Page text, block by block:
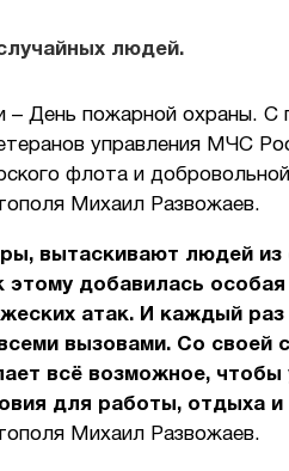
людей.
– День пожарной охраны. С
управления МЧС
флота и
Михаил Развожаев.
вытаскивают людей из
этому добавилась особая
атак. И каждый
вызовами. Со своей
всё возможное,
для работы, отдыха и
Михаил Развожаев.